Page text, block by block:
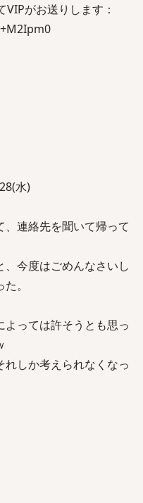
がお送りします：
水)
連絡先を聞いて帰って
今度はごめんなさいし
。
っては許そうとも思っ
しか考えられなくなっ